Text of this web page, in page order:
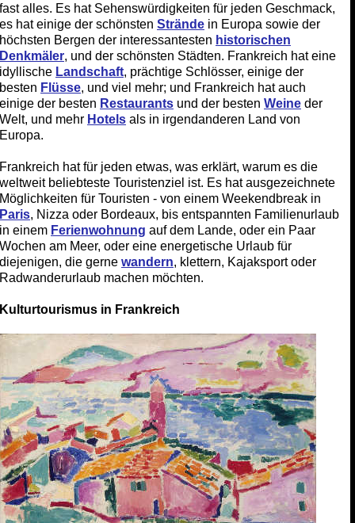
fast alles. Es hat Sehenswürdigkeiten für jeden Geschmack,
es hat einige der schönsten Strände in Europa sowie der
höchsten Bergen der interessantesten historischen
Denkmäler, und der schönsten Städten. Frankreich hat eine
idyllische Landschaft, prächtige Schlösser, einige der
besten Flüsse, und viel mehr; und Frankreich hat auch
einige der besten Restaurants und der besten Weine der
Welt, und mehr Hotels als in irgendanderen Land von
Europa.
Frankreich hat für jeden etwas, was erklärt, warum es die
weltweit beliebteste Touristenziel ist. Es hat ausgezeichnete
Möglichkeiten für Touristen - von einem Weekendbreak in
Paris, Nizza oder Bordeaux, bis entspannten Familienurlaub
in einem Ferienwohnung auf dem Lande, oder ein Paar
Wochen am Meer, oder eine energetische Urlaub für
diejenigen, die gerne wandern, klettern, Kajaksport oder
Radwanderurlaub machen möchten.
Kulturtourismus in Frankreich